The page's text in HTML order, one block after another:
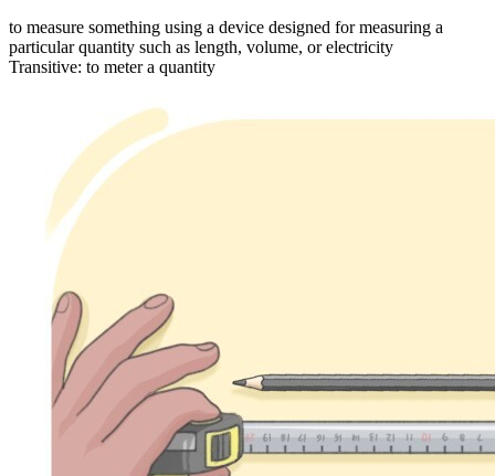
to measure something using a device designed for measuring a
particular quantity such as length, volume, or electricity
Transitive: to metera quantity